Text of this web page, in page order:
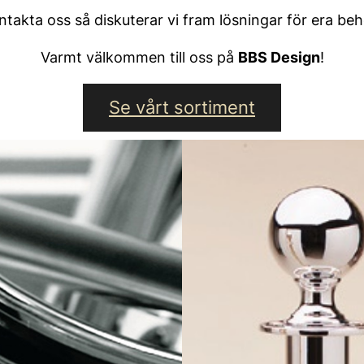
oss så diskuterar vi fram lösningar för era
Varmt välkommen till oss på BBS Design!
Se vårt sortiment